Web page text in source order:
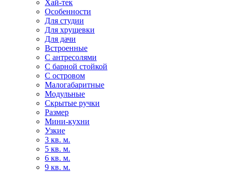
Хай-тек
Особенности
Для студии
Для хрущевки
Для дачи
Встроенные
С антресолями
С барной стойкой
С островом
Малогабаритные
Модульные
Скрытые ручки
Размер
Мини-кухни
Узкие
3 кв. м.
5 кв. м.
6 кв. м.
9 кв. м.